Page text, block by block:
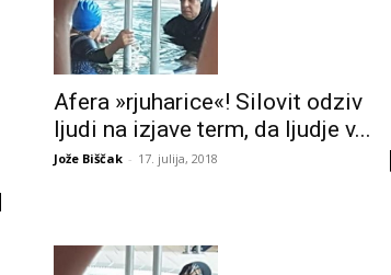
Afera »rjuharice«! Silovit odziv
ljudi na izjave term, da ljudje v...
Jože Biščak - 17. julija, 2018